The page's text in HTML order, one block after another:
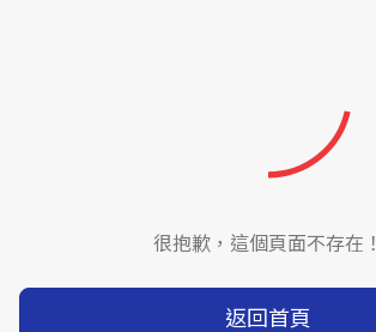
很抱歉，這個頁面不存在！
返回首頁